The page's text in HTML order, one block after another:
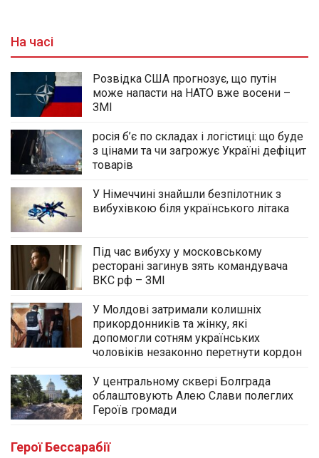
На часі
Розвідка США прогнозує, що путін
може напасти на НАТО вже восени –
ЗМІ
росія б’є по складах і логістиці: що буде
з цінами та чи загрожує Україні дефіцит
товарів
У Німеччині знайшли безпілотник з
вибухівкою біля українського літака
Під час вибуху у московському
ресторані загинув зять командувача
ВКС рф – ЗМІ
У Молдові затримали колишніх
прикордонників та жінку, які
допомогли сотням українських
чоловіків незаконно перетнути кордон
У центральному сквері Болграда
облаштовують Алею Слави полеглих
Героїв громади
Герої Бессарабії